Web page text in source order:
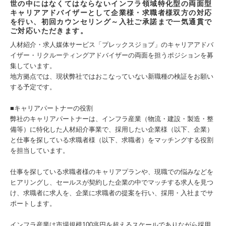
世の中にはなくてはならないインフラ領域特化型の両面型
キャリアアドバイザーとして企業様・求職者様双方の対応
を行い、初回カウンセリング～入社ご承諾まで一気通貫で
ご対応いただきます。
人材紹介・求人媒体サービス「プレックスジョブ」のキャリアアドバ
イザー・リクルーティングアドバイザーの両面を担うポジションを募
集しています。
地方拠点では、現状弊社ではおこなっていない新職種の検証をお願い
する予定です。
■キャリアパートナーの役割
弊社のキャリアパートナーは、インフラ産業（物流・建設・製造・整
備等）に特化した人材紹介事業で、採用したい企業様（以下、企業）
と仕事を探している求職者様（以下、求職者）をマッチングする役割
を担当しています。
仕事を探している求職者様のキャリアプランや、現職での悩みなどを
ヒアリングし、セールスが契約した企業の中でマッチする求人を見つ
け、求職者に求人を、企業に求職者の提案を行い、採用・入社までサ
ポートします。